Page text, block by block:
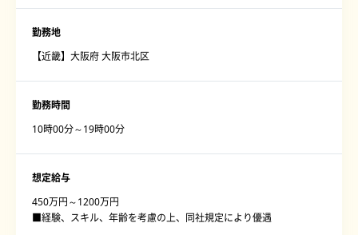
勤務地
【近畿】大阪府 大阪市北区
勤務時間
10時00分～19時00分
想定給与
450万円～1200万円
■経験、スキル、年齢を考慮の上、同社規定により優遇